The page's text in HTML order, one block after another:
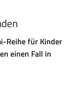
Reihe für Kinder
einen Fall in